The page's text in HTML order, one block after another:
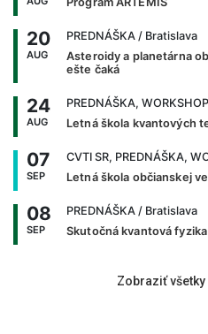
20
AUG
PREDNÁŠKA / Bratislava
Asteroidy a planetárna
ešte čaká
24
AUG
PREDNÁŠKA, WORKSHOP
Letná škola kvantových
07
SEP
CVTI SR, PREDNÁŠKA,
Letná škola občianskej
08
SEP
PREDNÁŠKA / Bratislava
Skutočná kvantová fyzika
Zobraziť